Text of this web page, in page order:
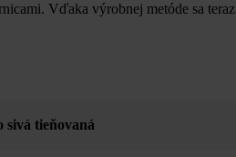
Vďaka výrobnej metóde sa teraz
sivá tieňovaná